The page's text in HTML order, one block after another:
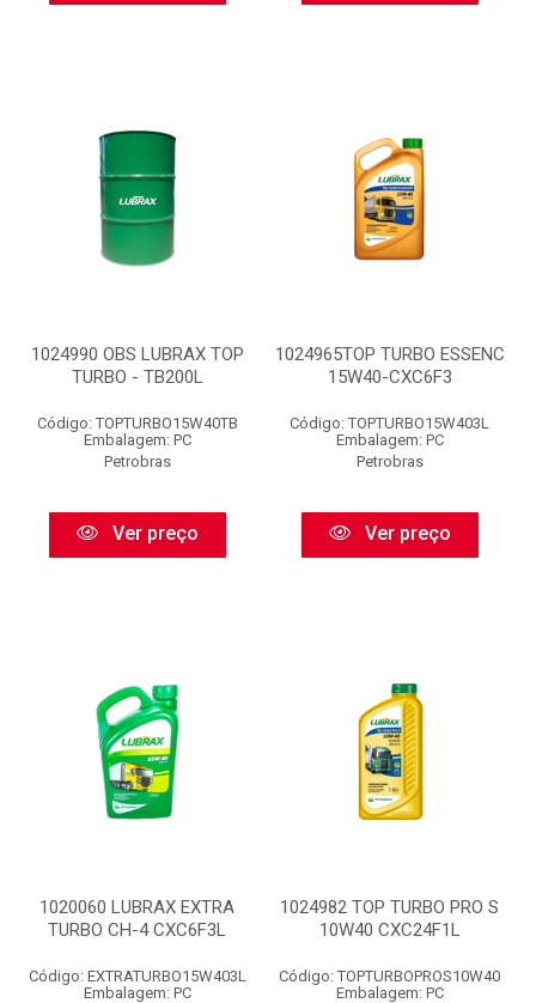
1024990 OBS LUBRAX TOP
TURBO - TB200L
Código: TOPTURBO15W40TB
Embalagem: PC
Petrobras
Ver preço
1024965TOP TURBO ESSENC
15W40-CXC6F3
Código: TOPTURBO15W403L
Embalagem: PC
Petrobras
Ver preço
1020060 LUBRAX EXTRA
TURBO CH-4 CXC6F3L
Código: EXTRATURBO15W403L
Embalagem: PC
1024982 TOP TURBO PRO S
10W40 CXC24F1L
Código: TOPTURBOPROS10W40
Embalagem: PC